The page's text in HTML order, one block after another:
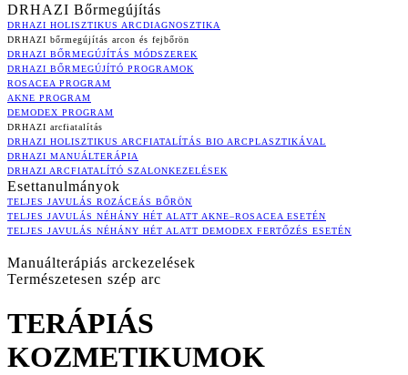
DRHAZI Bőrmegújítás
DRHAZI HOLISZTIKUS ARCDIAGNOSZTIKA
DRHAZI bőrmegújítás arcon és fejbőrön
DRHAZI BŐRMEGÚJÍTÁS MÓDSZEREK
DRHAZI BŐRMEGÚJÍTÓ PROGRAMOK
ROSACEA PROGRAM
AKNE PROGRAM
DEMODEX PROGRAM
DRHAZI arcfiatalítás
DRHAZI HOLISZTIKUS ARCFIATALÍTÁS BIO ARCPLASZTIKÁVAL
DRHAZI MANUÁLTERÁPIA
DRHAZI ARCFIATALÍTÓ SZALONKEZELÉSEK
Esettanulmányok
TELJES JAVULÁS ROZÁCEÁS BŐRÖN
TELJES JAVULÁS NÉHÁNY HÉT ALATT AKNE–ROSACEA ESETÉN
TELJES JAVULÁS NÉHÁNY HÉT ALATT DEMODEX FERTŐZÉS ESETÉN
Manuálterápiás arckezelések
Természetesen szép arc
TERÁPIÁS
KOZMETIKUMOK